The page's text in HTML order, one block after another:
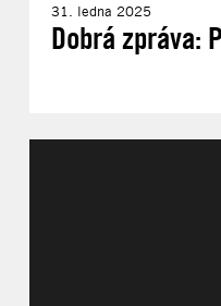
31. ledna 2025
Dobrá zpráva: